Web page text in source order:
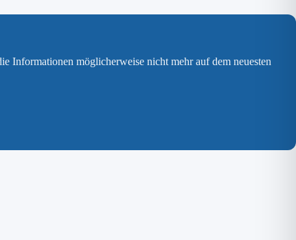
Informationen möglicherweise nicht mehr auf dem neuesten